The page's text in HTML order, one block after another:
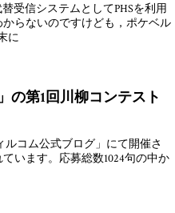
受信システムとしてPHSを利用
らないのですけども，ポケベル
に
の第1回川柳コンテスト
コム公式ブログ」にて開催さ
います。応募総数1024句の中か